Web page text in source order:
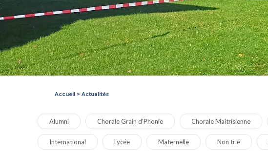
Accueil > Actualités
Alumni Chorale Grain d'Phonie Chorale Maitrisienne
International Lycée Maternelle Non trié